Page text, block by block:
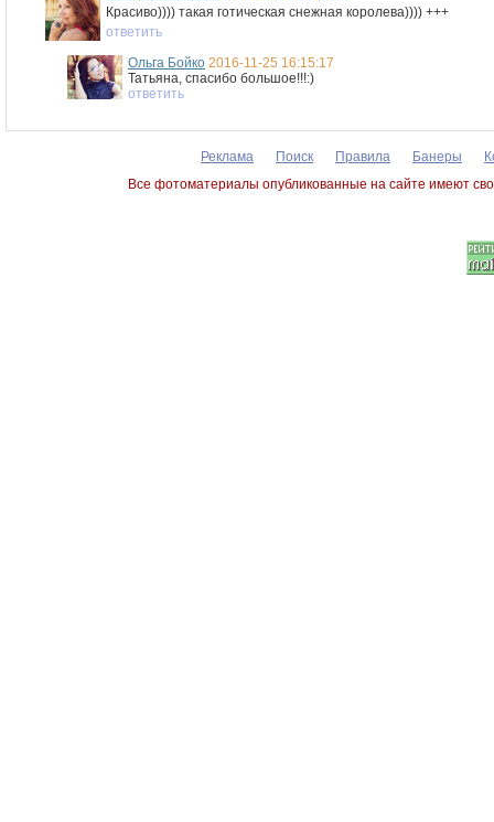
Красиво)))) такая готическая снежная королева)))) +++
ответить
Ольга Бойко 2016-11-25 16:15:17
Татьяна, спасибо большое!!!:)
ответить
Реклама Поиск Правила Банеры
Все фотоматериалы опубликованные на сайте имеют